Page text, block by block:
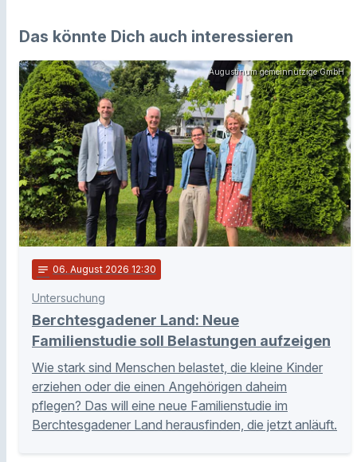
Das könnte Dich auch interessieren
Augustinum gemeinnützige GmbH
notes 06. August 2026 12:30
Untersuchung
Berchtesgadener Land: Neue
Familienstudie soll Belastungen aufzeigen
Wie stark sind Menschen belastet, die kleine Kinder
erziehen oder die einen Angehörigen daheim
pflegen? Das will eine neue Familienstudie im
Berchtesgadener Land herausfinden, die jetzt anläuft.